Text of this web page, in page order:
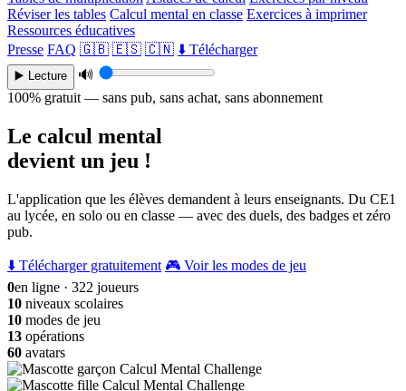
Réviser les tables Calcul mental en classe Exercices à imprimer
Ressources éducatives
Presse FAQ 🇬🇧 🇪🇸 🇨🇳 ⬇️ Télécharger
▶️ Lecture
🔊
100% gratuit — sans pub, sans achat, sans abonnement
Le calcul mental
devient un jeu !
L'application que les élèves demandent à leurs enseignants. Du CE1
au lycée, en solo ou en classe — avec des duels, des badges et zéro
pub.
⬇️ Télécharger gratuitement 🎮 Voir les modes de jeu
0en ligne · 322 joueurs
10 niveaux scolaires
10 modes de jeu
13 opérations
60 avatars